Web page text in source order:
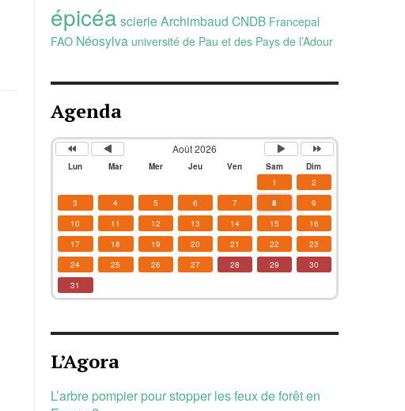
épicéa scierie Archimbaud CNDB Francepal
FAO Néosylva université de Pau et des Pays de l’Adour
Agenda
Août 2026
Lun Mar Mer Jeu Ven Sam
Dim
1
2
3
4 5 6 7 8
9
10
11 12 13 14 15
16
17
18 19 20 21 22
23
24
25 26 27 28 29
30
31
L’Agora
L’arbre pompier pour stopper les feux de forêt en